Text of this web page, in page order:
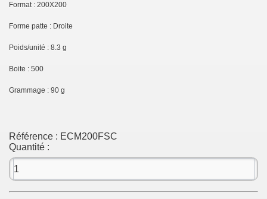
Format : 200X200
Forme patte : Droite
Poids/unité : 8.3 g
Boite : 500
Grammage : 90 g
Référence : ECM200FSC
Quantité :